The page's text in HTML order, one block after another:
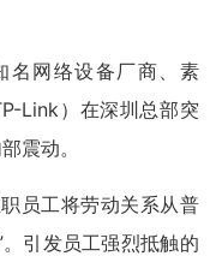
名网络设备厂商、素
Link）在深圳总部突
震动。
员工将劳动关系从普
引发员工强烈抵触的